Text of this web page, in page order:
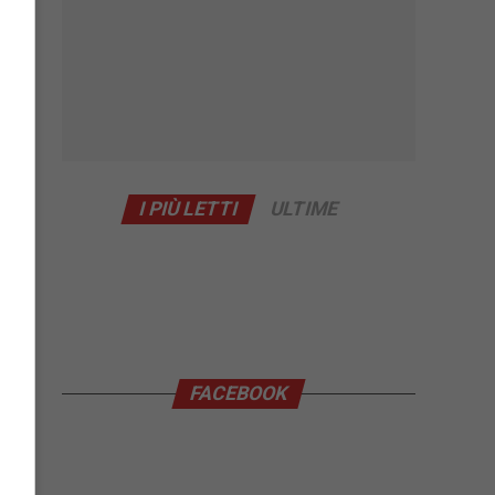
I PIÙ LETTI ULTIME
FACEBOOK